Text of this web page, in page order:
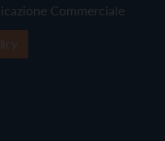
Commerciale